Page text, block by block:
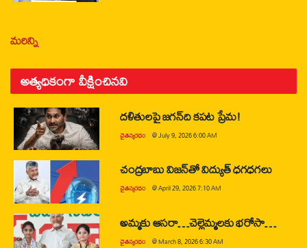
మరిన్ని
అత్యధికంగా వీక్షించినవి
దళితులపై జగన్‌ది కపట ప్రేమ!
చైతన్యరధం @July 9, 2026 6:00 AM
చంద్రబాబు విజన్‌తో విద్యుత్ ధగధగలు
చైతన్యరధం @April 29, 2026 7:10 AM
అమ్మకు ఆసరా…చెల్లెమ్మలకు భరోసా…
చైతన్యరధం @March 8, 2026 6:30 AM